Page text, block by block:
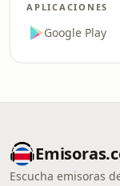
APLICACIONES
Google Play
Escucha emisoras